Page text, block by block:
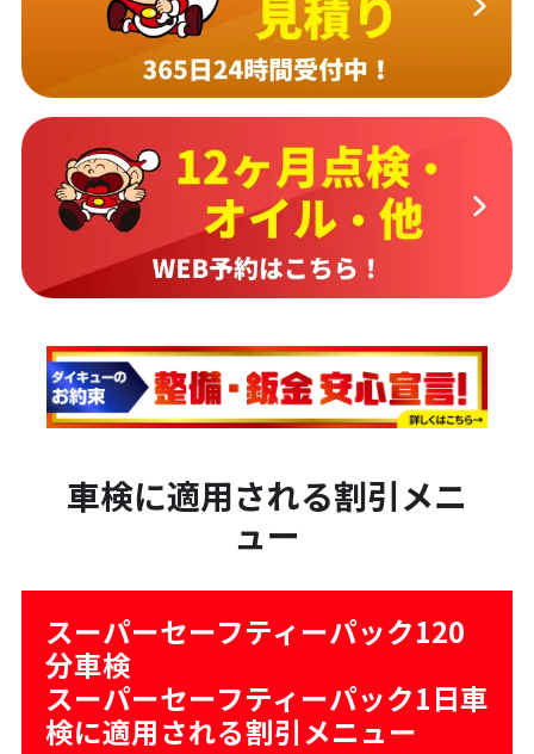
車検に適用される割引メニ
ュー
スーパーセーフティーパック120
分車検
スーパーセーフティーパック1日車
検に適用される割引メニュー